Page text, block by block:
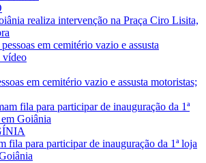
realiza intervenção na Praça Ciro Lisita,
em cemitério vazio e assusta motoristas;
fila para participar de inauguração da 1ª loja